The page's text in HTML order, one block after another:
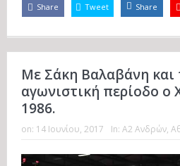
Share Tweet Share
Με Σάκη Βαλαβάνη και
αγωνιστική περίοδο ο
1986.
on: 14 Ιουνίου, 2017 In: Α2 Ανδρών,